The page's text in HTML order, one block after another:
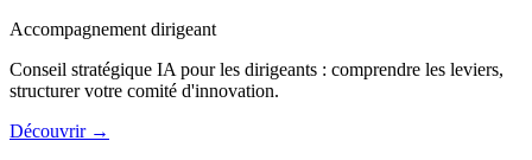
Accompagnement dirigeant
Conseil stratégique IA pour les dirigeants : comprendre les leviers,
structurer votre comité d'innovation.
Découvrir →